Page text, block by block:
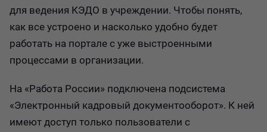
для ведения КЭДО в учреждении. Чтобы понять,
как все устроено и насколько удобно будет
работать на портале с уже выстроенными
процессами в организации.
На «Работа России» подключена подсистема
«Электронный кадровый документооборот». К ней
имеют доступ только пользователи с